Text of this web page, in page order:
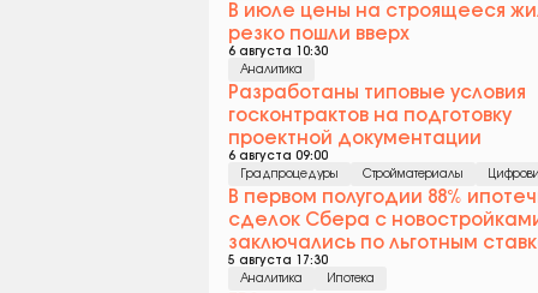
В июле цены на строящееся
резко пошли вверх
6 августа 10:30
Аналитика
Разработаны типовые условия
госконтрактов на подготовку
проектной документации
6 августа 09:00
Градпроцедуры
Стройматериалы
В первом полугодии 88%
сделок Сбера c
заключались по льготным
5 августа 17:30
Аналитика
Ипотека